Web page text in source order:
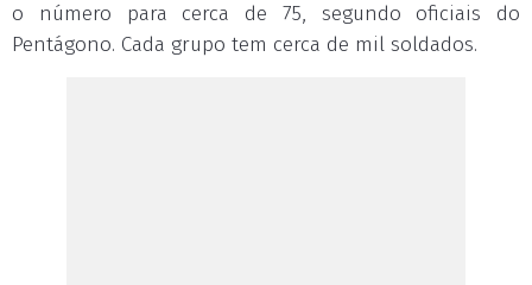
o número para cerca de 75, segundo oficiais do
Pentágono. Cada grupo tem cerca de mil soldados.